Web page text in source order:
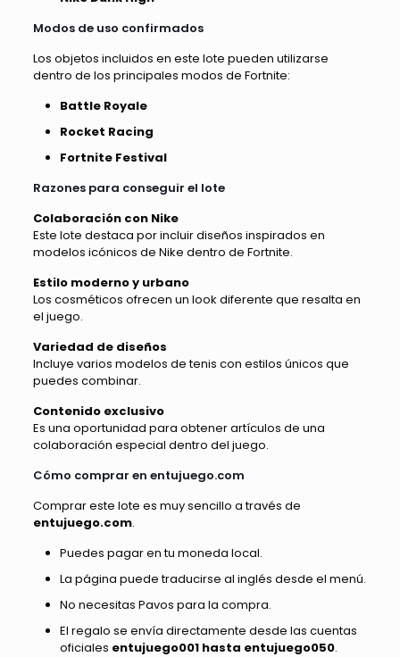
Modos de uso confirmados
Los objetos incluidos en este lote pueden utilizarse
dentro de los principales modos de Fortnite:
Battle Royale
Rocket Racing
Fortnite Festival
Razones para conseguir el lote
Colaboración con Nike
Este lote destaca por incluir diseños inspirados en
modelos icónicos de Nike dentro de Fortnite.
Estilo moderno y urbano
Los cosméticos ofrecen un look diferente que resalta en
el juego.
Variedad de diseños
Incluye varios modelos de tenis con estilos únicos que
puedes combinar.
Contenido exclusivo
Es una oportunidad para obtener artículos de una
colaboración especial dentro del juego.
Cómo comprar en entujuego.com
Comprar este lote es muy sencillo a través de
entujuego.com.
Puedes pagar en tu moneda local.
La página puede traducirse al inglés desde el menú.
No necesitas Pavos para la compra.
El regalo se envía directamente desde las cuentas
oficiales entujuego001 hasta entujuego050.